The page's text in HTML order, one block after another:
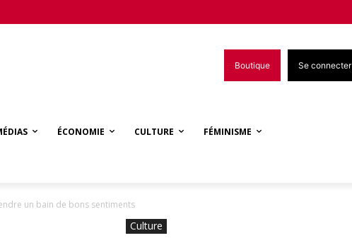
Boutique Se connecter
ÉCONOMIE CULTURE FÉMINISME
un bain de bons sentiments
Culture